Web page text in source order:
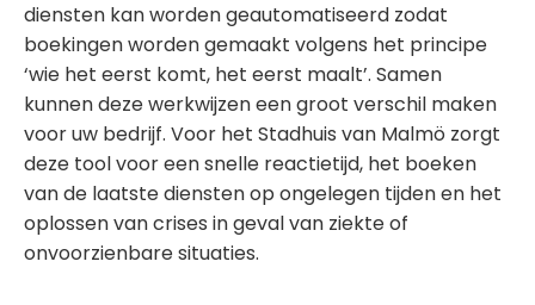
diensten kan worden geautomatiseerd zodat
boekingen worden gemaakt volgens het principe
‘wie het eerst komt, het eerst maalt’. Samen
kunnen deze werkwijzen een groot verschil maken
voor uw bedrijf. Voor het Stadhuis van Malmö zorgt
deze tool voor een snelle reactietijd, het boeken
van de laatste diensten op ongelegen tijden en het
oplossen van crises in geval van ziekte of
onvoorzienbare situaties.